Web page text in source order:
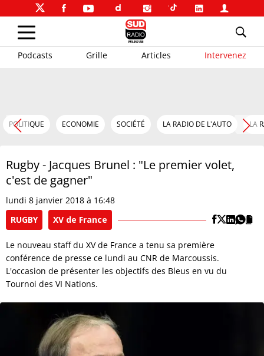
Podcasts Grille Articles Intervenez
POLITIQUE ECONOMIE SOCIÉTÉ LA RADIO DE L'AUTO LA
Rugby - Jacques Brunel : "Le premier volet,
c'est de gagner"
lundi 8 janvier 2018 à 16:48
RUGBY
XV de France
Le nouveau staff du XV de France a tenu sa première
conférence de presse ce lundi au CNR de Marcoussis.
L'occasion de présenter les objectifs des Bleus en vu du
Tournoi des VI Nations.